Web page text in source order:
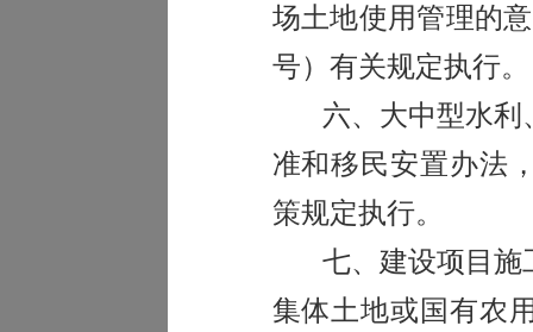
场土地使用管理的
号）有关规定执行。
六、大中型水
准和移民安置办法
策规定执行。
七、 建设项目施
集体土地或国有农